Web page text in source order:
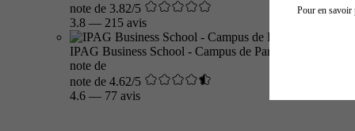
note de 3.82/5
3.8 — 215 avis
IPAG Business School - Campus de Paris
note de
note de 4.62/5
4.6 — 77 avis
Pour en